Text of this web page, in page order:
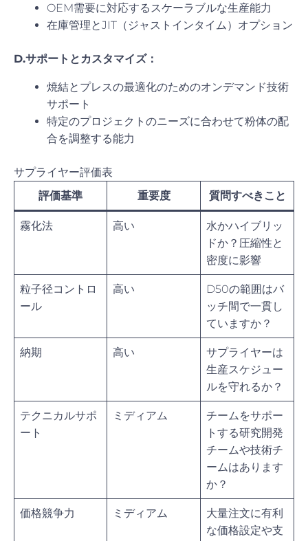
OEM需要に対応するスケーラブルな生産能力
在庫管理とJIT（ジャストインタイム）オプション
D.サポートとカスタマイズ：
焼結とプレスの最適化のためのオンデマンド技術
サポート
特定のプロジェクトのニーズに合わせて粉体の配
合を調整する能力
サプライヤー評価表
評価基準
重要度 質問すべきこと
霧化法 高い
水かハイブリッ
ドか？圧縮性と
密度に影響
粒子径コントロ
ール
高い
D50の範囲はバ
ッチ間で一貫し
ていますか？
納期 高い
サプライヤーは
生産スケジュー
ルを守れるか？
テクニカルサポ
ート
ミディアム
チームをサポー
トする研究開発
チームや技術チ
ームはあります
か？
価格競争力 ミディアム
大量注文に有利
な価格設定や支